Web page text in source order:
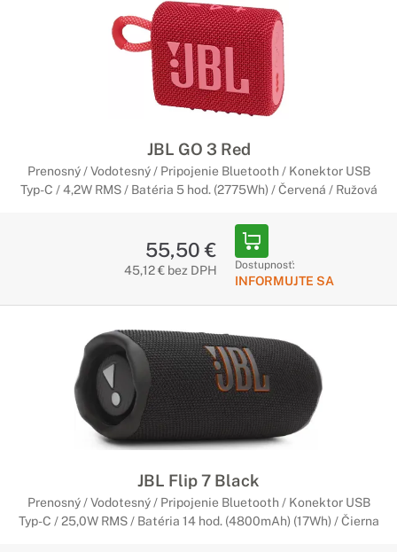
JBL GO 3 Red
Prenosný / Vodotesný / Pripojenie Bluetooth / Konektor USB
Typ-C / 4,2W RMS / Batéria 5 hod. (2775Wh) / Červená / Ružová
55,50 €
45,12 € bez DPH Dostupnosť:
INFORMUJTE SA
JBL Flip 7 Black
Prenosný / Vodotesný / Pripojenie Bluetooth / Konektor USB
Typ-C / 25,0W RMS / Batéria 14 hod. (4800mAh) (17Wh) / Čierna